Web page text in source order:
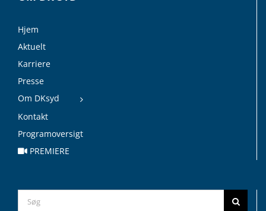
Hjem
Aktuelt
Karriere
Presse
Om DKsyd
Kontakt
Programoversigt
PREMIERE
Search